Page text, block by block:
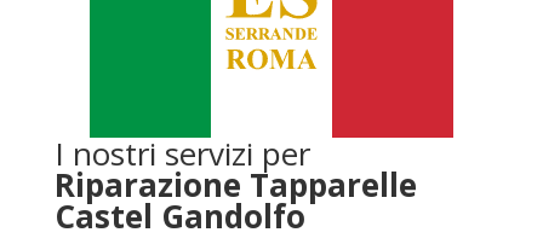
I nostri servizi per
Riparazione Tapparelle
Castel Gandolfo